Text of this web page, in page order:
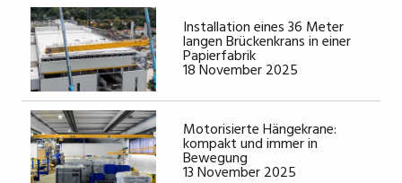
Installation eines 36 Meter
langen Brückenkrans in einer
Papierfabrik
18 November 2025
Motorisierte Hängekrane:
kompakt und immer in
Bewegung
13 November 2025